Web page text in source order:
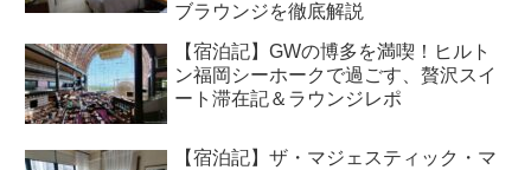
ブラウンジを徹底解説
【宿泊記】GWの博多を満喫！ヒルト
ン福岡シーホークで過ごす、贅沢スイ
ート滞在記＆ラウンジレポ
【宿泊記】ザ・マジェスティック・マ